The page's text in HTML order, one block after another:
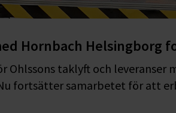
Hornbach Helsingborg
Ohlssons taklyft och leveranser
fortsätter samarbetet för att